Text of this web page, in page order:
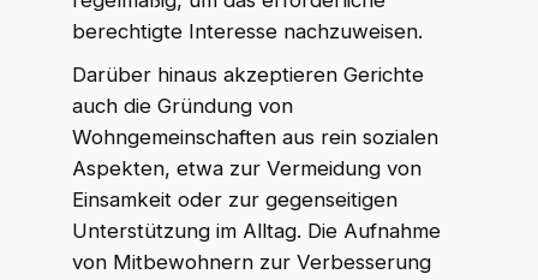
berechtigte Interesse nachzuweisen.
Darüber hinaus akzeptieren Gerichte
auch die Gründung von
Wohngemeinschaften aus rein sozialen
Aspekten, etwa zur Vermeidung von
Einsamkeit oder zur gegenseitigen
Unterstützung im Alltag. Die Aufnahme
von Mitbewohnern zur Verbesserung